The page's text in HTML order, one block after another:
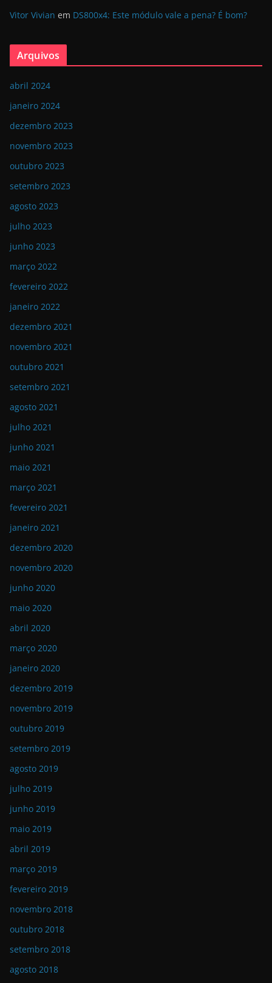
Vitor Vivian em DS800x4: Este módulo vale a pena? É bom?
Arquivos
abril 2024
janeiro 2024
dezembro 2023
novembro 2023
outubro 2023
setembro 2023
agosto 2023
julho 2023
junho 2023
março 2022
fevereiro 2022
janeiro 2022
dezembro 2021
novembro 2021
outubro 2021
setembro 2021
agosto 2021
julho 2021
junho 2021
maio 2021
março 2021
fevereiro 2021
janeiro 2021
dezembro 2020
novembro 2020
junho 2020
maio 2020
abril 2020
março 2020
janeiro 2020
dezembro 2019
novembro 2019
outubro 2019
setembro 2019
agosto 2019
julho 2019
junho 2019
maio 2019
abril 2019
março 2019
fevereiro 2019
novembro 2018
outubro 2018
setembro 2018
agosto 2018